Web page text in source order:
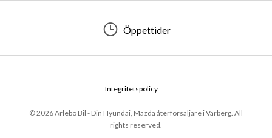
Öppettider
© 2026 Ärlebo Bil - Din Hyundai, Mazda återförsäljare i Varberg. All
rights reserved.
Integritetspolicy